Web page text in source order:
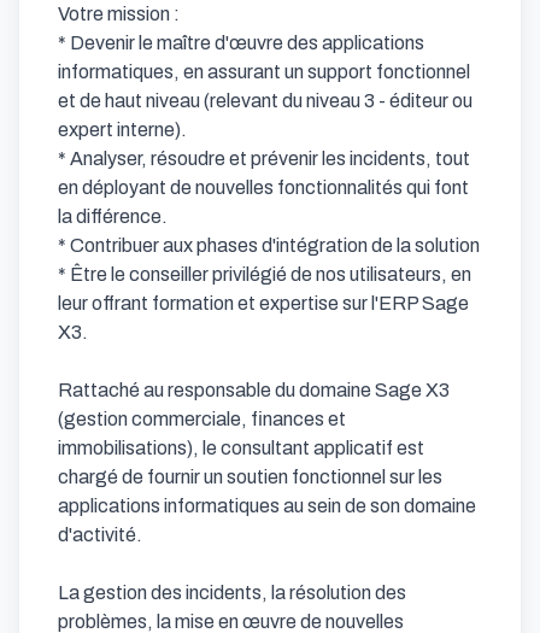
Votre mission :
* Devenir le maître d'œuvre des applications
informatiques, en assurant un support fonctionnel
et de haut niveau (relevant du niveau 3 - éditeur ou
expert interne).
* Analyser, résoudre et prévenir les incidents, tout
en déployant de nouvelles fonctionnalités qui font
la différence.
* Contribuer aux phases d'intégration de la solution
* Être le conseiller privilégié de nos utilisateurs, en
leur offrant formation et expertise sur l'ERP Sage
X3.
Rattaché au responsable du domaine Sage X3
(gestion commerciale, finances et
immobilisations), le consultant applicatif est
chargé de fournir un soutien fonctionnel sur les
applications informatiques au sein de son domaine
d'activité.
La gestion des incidents, la résolution des
problèmes, la mise en œuvre de nouvelles